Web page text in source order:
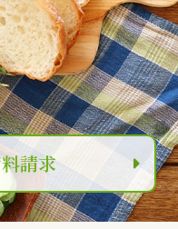
請求